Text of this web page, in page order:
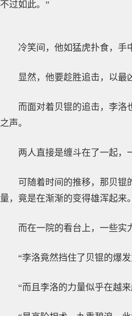
不过如此。”
冷笑间，他如猛虎扑食，手
显然，他要趁胜追击，以最
而面对着贝锟的追击，李洛
之声。
两人直接是缠斗在了一起，
可随着时间的推移，那贝锟
量，竟是在渐渐的变得雄浑起来。
而在一院的看台上，一些实
“李洛竟然挡住了贝锟的爆
“而且李洛的力量似乎在越